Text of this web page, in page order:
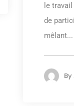
le
de
mêlant...
By